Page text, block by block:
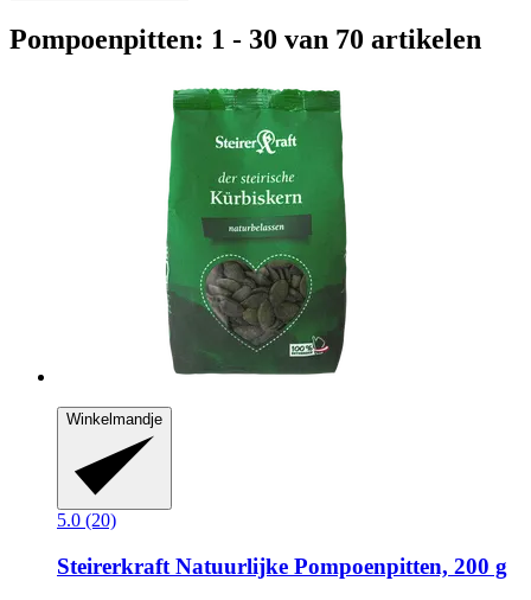
Pompoenpitten: 1 - 30 van 70 artikelen
Winkelmandje
5.0 (20)
Steirerkraft Natuurlijke Pompoenpitten, 200 g